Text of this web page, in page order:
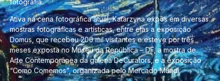
fotografia.
Ativa na cena fotográfica atual, Katarzyna expôs em diversas
mostras fotográficas e artísticas, entre elas a exposição
Domus, que recebeu 200 mil visitantes e esteve por três
meses exposta no Museu da República – DF, a mostra de
Arte Contemporânea da galeria DeCurators, e a exposição
“Como Comemos”, organizada pelo Mercado Múndi.